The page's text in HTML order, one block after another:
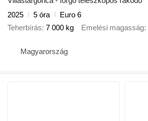
2025
5 óra
Euro 6
Teherbírás 7 000 kg Emelési magasság
Magyarország